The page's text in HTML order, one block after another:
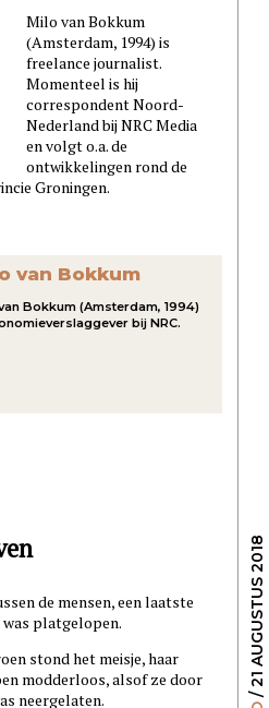
Milo van Bokkum
(Amsterdam, 1994) is
freelance journalist.
Momenteel is hij
correspondent Noord-
Nederland bij NRC Media
en volgt o.a. de
ontwikkelingen rond de
Groningen.
van Bokkum
Bokkum (Amsterdam, 1994)
bij NRC.
/ 21 AUGUSTUS 2018
de mensen, een laatste
platgelopen.
stond het meisje, haar
modderloos, alsof ze door
neergelaten.